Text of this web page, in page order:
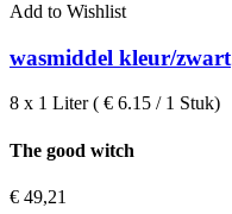
Add to Wishlist
wasmiddel kleur/zwart
8 x 1 Liter ( € 6.15 / 1 Stuk)
The good witch
€ 49,21